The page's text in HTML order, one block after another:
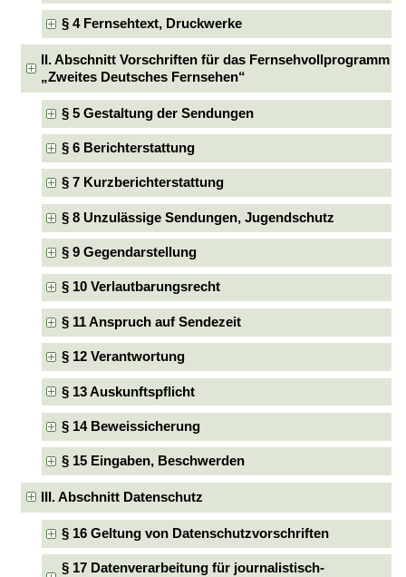
§ 4 Fernsehtext, Druckwerke
II. Abschnitt Vorschriften für das Fernsehvollprogramm
„Zweites Deutsches Fernsehen“
§ 5 Gestaltung der Sendungen
§ 6 Berichterstattung
§ 7 Kurzberichterstattung
§ 8 Unzulässige Sendungen, Jugendschutz
§ 9 Gegendarstellung
§ 10 Verlautbarungsrecht
§ 11 Anspruch auf Sendezeit
§ 12 Verantwortung
§ 13 Auskunftspflicht
§ 14 Beweissicherung
§ 15 Eingaben, Beschwerden
III. Abschnitt Datenschutz
§ 16 Geltung von Datenschutzvorschriften
§ 17 Datenverarbeitung für journalistisch-